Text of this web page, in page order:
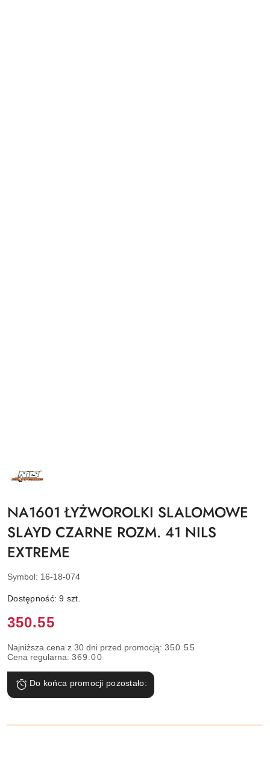
PRODUCENTA:
NILS
NA1601 ŁYŻWOROLKI SLALOMOWE
SLAYD CZARNE ROZM. 41 NILS
EXTREME
Symbol: 16-18-074
Dostępność:9 szt.
Cena:
350.55
Najniższa cena z 30 dni przed promocją: 350.55
Cena regularna: 369.00
Do końca promocji pozostało: